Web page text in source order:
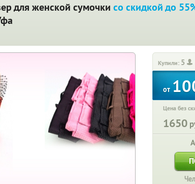
для женской сумочки со скидкой до
Купили: 5
от
Цена без
1650